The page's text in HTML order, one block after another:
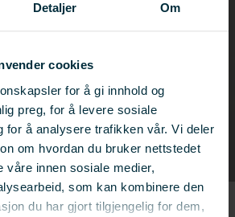
Detaljer Om
cookies
for å gi innhold og
preg, for å levere sosiale
for å analysere trafikken vår. Vi deler
om hvordan du bruker nettstedet
våre innen sosiale medier,
som kan kombinere den
du har gjort tilgjengelig for dem,